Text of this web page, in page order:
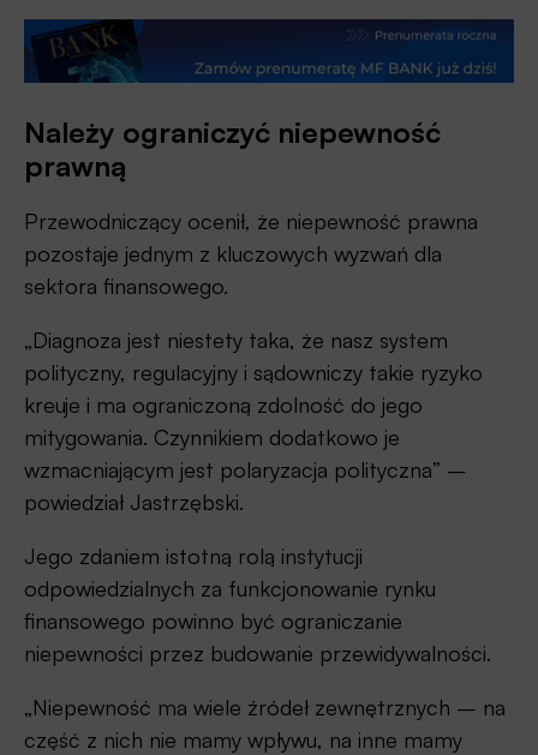
Należy ograniczyć niepewność
prawną
Przewodniczący ocenił, że niepewność prawna
pozostaje jednym z kluczowych wyzwań dla
sektora finansowego.
„Diagnoza jest niestety taka, że nasz system
polityczny, regulacyjny i sądowniczy takie ryzyko
kreuje i ma ograniczoną zdolność do jego
mitygowania. Czynnikiem dodatkowo je
wzmacniającym jest polaryzacja polityczna” –
powiedział Jastrzębski.
Jego zdaniem istotną rolą instytucji
odpowiedzialnych za funkcjonowanie rynku
finansowego powinno być ograniczanie
niepewności przez budowanie przewidywalności.
„Niepewność ma wiele źródeł zewnętrznych – na
część z nich nie mamy wpływu, na inne mamy